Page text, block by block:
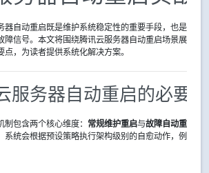
器自动重启既是维护系统稳定性的重要手段，也是
障信号。本文将围绕腾讯云服务器自动重启场景展
，为读者提供系统化解决方案。
服务器自动重启的必要
包含两个核心维度： 常规维护重启与故障自动重
系统会根据预设策略执行架构级别的自愈动作，例